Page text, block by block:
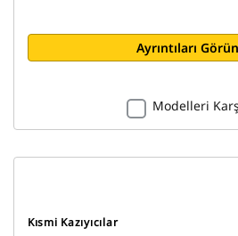
Ayrıntıları
Modelleri
Kısmi Kazıyıcılar